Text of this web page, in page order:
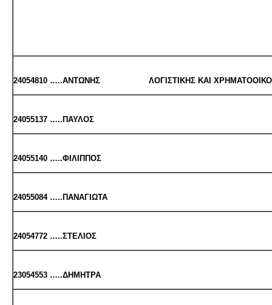
24054810 …..ΑΝΤΩ­ΝΗΣ ΛΟ­ΓΙ­ΣΤΙ­ΚΗΣ ΚΑΙ
24055137 …..ΠΑΥ­ΛΟΣ ΟΙ­ΚΟ­ΝΟ­ΜΙ­ΚΩΝ
24055140 …..ΦΙ­ΛΙΠ­ΠΟΣ ΨΗ­ΦΙΑ­ΚΩΝ
24055084 …..ΠΑ­ΝΑ­ΓΙΩ­ΤΑ
24054772 …..ΣΤΕ­ΛΙΟΣ
23054553 …..ΔΗ­ΜΗ­ΤΡΑ